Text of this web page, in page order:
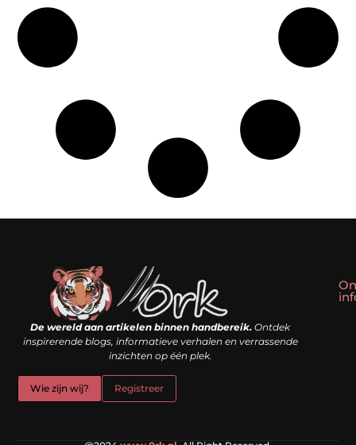
De wereld aan artikelen binnen handbereik. Ontdek
inspirerende blogs, informatieve verhalen en verrassende
inzichten op één plek.
Wie zijn wij? Registreer